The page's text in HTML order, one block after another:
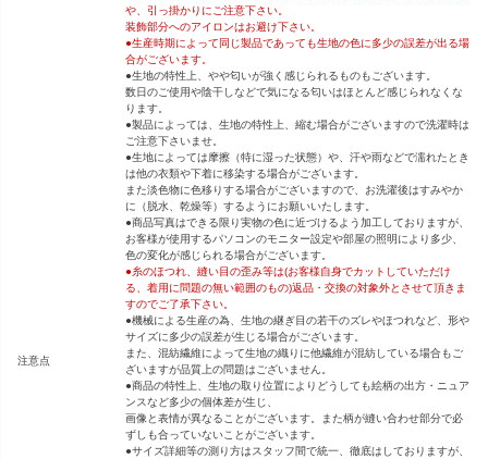
注意点
や、引っ掛かりにご注意下さい。
装飾部分へのアイロンはお避け下さい。
●生産時期によって同じ製品であっても生地の色に多少の誤差が出る場
合がございます。
●生地の特性上、やや匂いが強く感じられるものもございます。
数日のご使用や陰干しなどで気になる匂いはほとんど感じられなくな
ります。
●製品によっては、生地の特性上、縮む場合がございますので洗濯時は
ご注意下さいませ。
●生地によっては摩擦（特に湿った状態）や、汗や雨などで濡れたとき
は他の衣類や下着に移染する場合がございます。
また淡色物に色移りする場合がございますので、お洗濯後はすみやか
に（脱水、乾燥等）するようにお願いいたします。
●商品写真はできる限り実物の色に近づけるよう加工しておりますが、
お客様が使用するパソコンのモニター設定や部屋の照明により多少、
色の変化が感じられる場合がございます。
●糸のほつれ、縫い目の歪み等は(お客様自身でカットしていただけ
る、着用に問題の無い範囲のもの)返品・交換の対象外とさせて頂きま
すのでご了承下さい。
●機械による生産の為、生地の継ぎ目の若干のズレやほつれなど、形や
サイズに多少の誤差が生じる場合がございます。
また、混紡繊維によって生地の織りに他繊維が混紡している場合もご
ざいますが品質上の問題はございません。
●商品の特性上、生地の取り位置によりどうしても絵柄の出方・ニュア
ンスなど多少の個体差が生じ、
画像と表情が異なることがございます。また柄が縫い合わせ部分で必
ずしも合っていないことがございます。
●サイズ詳細等の測り方はスタッフ間で統一、徹底はしておりますが、